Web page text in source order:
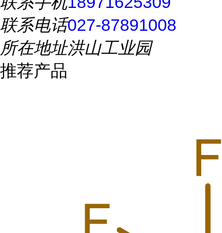
联系电话027-87891008
所在地址洪山工业园
推荐产品